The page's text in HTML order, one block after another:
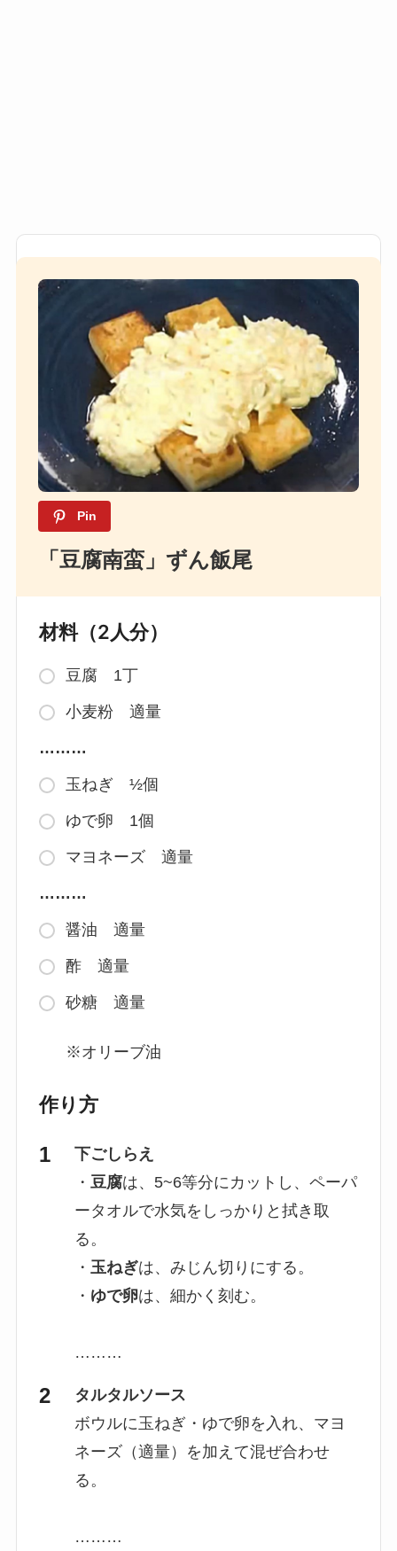
Pin
「豆腐南蛮」ずん飯尾
材料（2人分）
豆腐 1丁
小麦粉 適量
………
玉ねぎ ½個
ゆで卵 1個
マヨネーズ 適量
………
醤油 適量
酢 適量
砂糖 適量
※オリーブ油
作り方
下ごしらえ
・ 豆腐は、5~6等分にカットし、ペーパ
ータオルで水気をしっかりと拭き取
る。
・ 玉ねぎは、みじん切りにする。
・ ゆで卵は、細かく刻む。
………
タルタルソース
ボウルに玉ねぎ・ゆで卵を入れ、マヨ
ネーズ（適量）を加えて混ぜ合わせ
る。
………